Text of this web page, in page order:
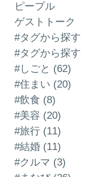
ピープル
ゲストトーク
#タグから探す
#タグから探す
#しごと (62)
#住まい (20)
#飲食 (8)
#美容 (20)
#旅行 (11)
#結婚 (11)
#クルマ (3)